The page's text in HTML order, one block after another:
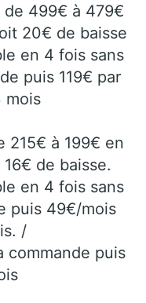
de 499€ à 479€
20€ de baisse
en 4 fois sans
puis 119€ par
mois
215€ à 199€ en
de baisse.
en 4 fois sans
puis 49€/mois
/
commande puis